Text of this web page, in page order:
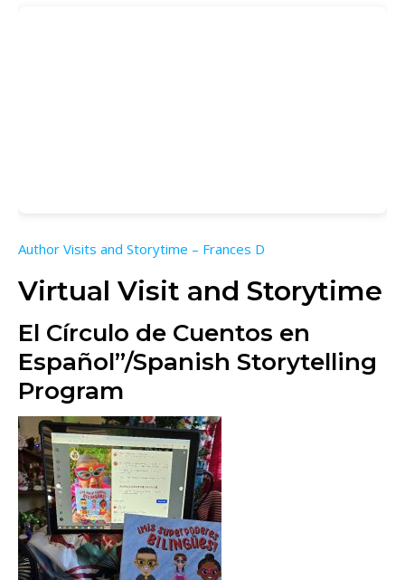
Author Visits and Storytime – Frances D
Virtual Visit and Storytime
El Círculo de Cuentos en
Español”/Spanish Storytelling
Program